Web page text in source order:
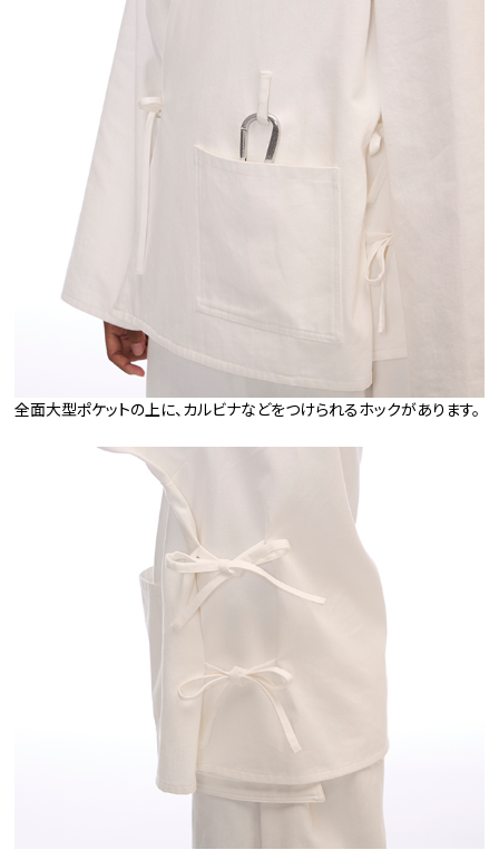
全面大型ポケットの上に、カルビナなどをつけられるホックがあります。